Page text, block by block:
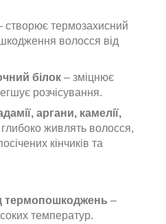
створює термозахисний
волосся від
білок – зміцнює
розчісування.
аргани, камелії,
живлять волосся,
кінчиків та
термопошкоджень –
температур.